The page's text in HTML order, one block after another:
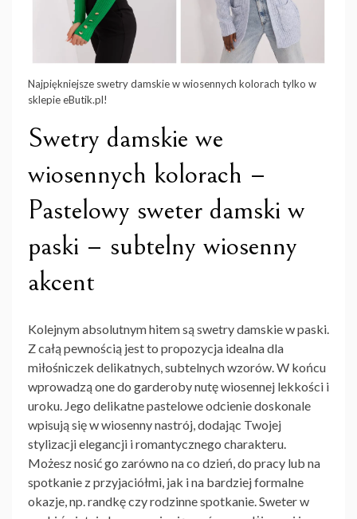
Najpiękniejsze swetry damskie w wiosennych kolorach tylko w
sklepie eButik.pl!
Swetry damskie we
wiosennych kolorach –
Pastelowy sweter damski w
paski – subtelny wiosenny
akcent
Kolejnym absolutnym hitem sąswetry damskie w paski.
Z całą pewnością jest to propozycja idealna dla
miłośniczek delikatnych, subtelnych wzorów. W końcu
wprowadzą one do garderoby nutę wiosennej lekkości i
uroku. Jego delikatne pastelowe odcienie doskonale
wpisują się w wiosenny nastrój, dodając Twojej
stylizacji elegancji i romantycznego charakteru.
Możesz nosić go zarówno na co dzień, do pracy lub na
spotkanie z przyjaciółmi, jak i na bardziej formalne
okazje, np. randkę czy rodzinne spotkanie. Sweter w